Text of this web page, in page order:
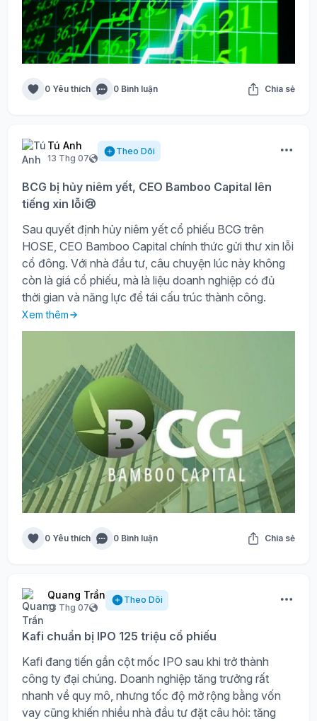
0 Yêu thích 0 Bình luận Chia sẻ
Tú Anh
13 Thg 07
Theo Dõi
BCG bị hủy niêm yết, CEO Bamboo Capital lên
tiếng xin lỗi😢
Sau quyết định hủy niêm yết cổ phiếu BCG trên
HOSE, CEO Bamboo Capital chính thức gửi thư xin lỗi
cổ đông. Với nhà đầu tư, câu chuyện lúc này không
còn là giá cổ phiếu, mà là liệu doanh nghiệp có đủ
thời gian và năng lực để tái cấu trúc thành công.
Xem thêm
0 Yêu thích 0 Bình luận Chia sẻ
Quang Trần
13 Thg 07
Theo Dõi
Kafi chuẩn bị IPO 125 triệu cổ phiếu
Kafi đang tiến gần cột mốc IPO sau khi trở thành
công ty đại chúng. Doanh nghiệp tăng trưởng rất
nhanh về quy mô, nhưng tốc độ mở rộng bằng vốn
vay cũng khiến nhiều nhà đầu tư đặt câu hỏi: tăng